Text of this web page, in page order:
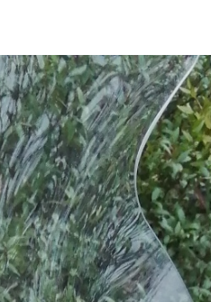
àPietrosella (20166)
1 annonce
125 cm3 à louer, disponible
la semaine, je peux fournir